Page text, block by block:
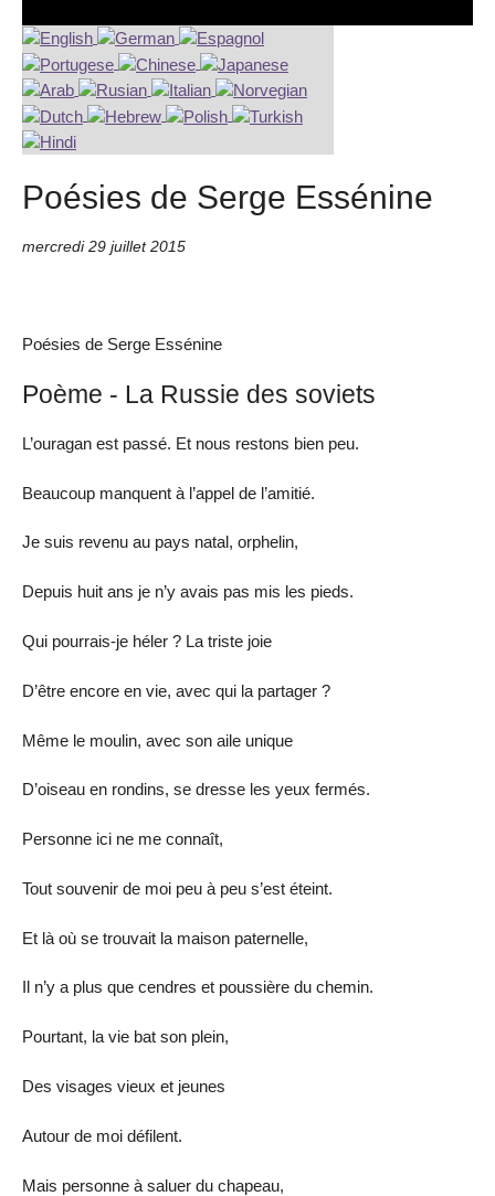
Poésies de Serge Essénine
mercredi 29 juillet 2015
Poésies de Serge Essénine
Poème - La Russie des soviets
L’ouragan est passé. Et nous restons bien peu.
Beaucoup manquent à l’appel de l’amitié.
Je suis revenu au pays natal, orphelin,
Depuis huit ans je n’y avais pas mis les pieds.
Qui pourrais-je héler ? La triste joie
D’être encore en vie, avec qui la partager ?
Même le moulin, avec son aile unique
D’oiseau en rondins, se dresse les yeux fermés.
Personne ici ne me connaît,
Tout souvenir de moi peu à peu s’est éteint.
Et là où se trouvait la maison paternelle,
Il n’y a plus que cendres et poussière du chemin.
Pourtant, la vie bat son plein,
Des visages vieux et jeunes
Autour de moi défilent.
Mais personne à saluer du chapeau,